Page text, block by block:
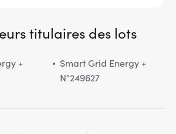
titulaires des lots
+
Smart Grid Energy +
N°249627